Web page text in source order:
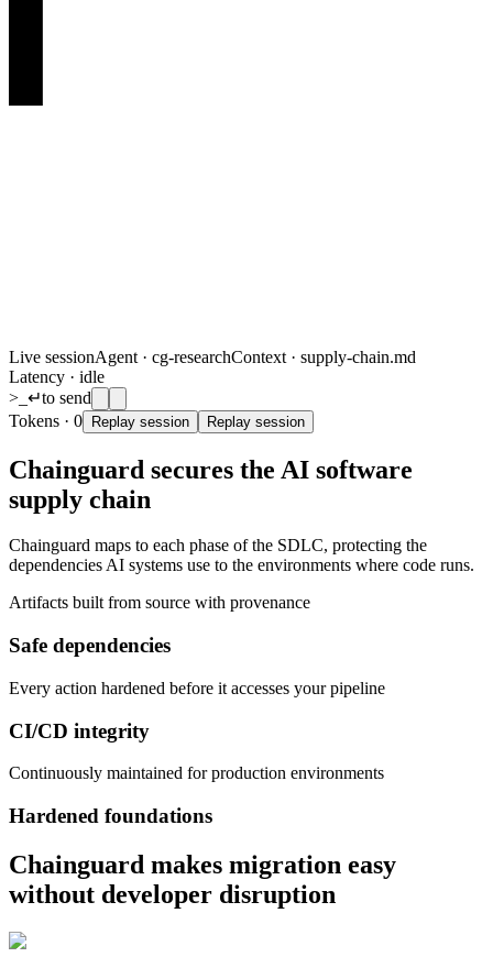
Chainguard Agent Skills
Platform
Image Directory
Updated daily
Chainguard Factory
Integrations
The Guardener
POURQUOI CHAINGUARD
Parcourir le répertoire
d'imagesParcourir toutes les images
Live sessionAgent · cg-researchContext · supply-chain.md
Latency · idle
>_ ↵to send
Tokens · 0 Replay session Replay session
Chainguard secures the AI software
supply chain
Chainguard maps to each phase of the SDLC, protecting the
dependencies AI systems use to the environments where code runs.
Artifacts built from source with provenance
Safe dependencies
Every action hardened before it accesses your pipeline
CI/CD integrity
Continuously maintained for production environments
Hardened foundations
Chainguard makes migration easy
without developer disruption